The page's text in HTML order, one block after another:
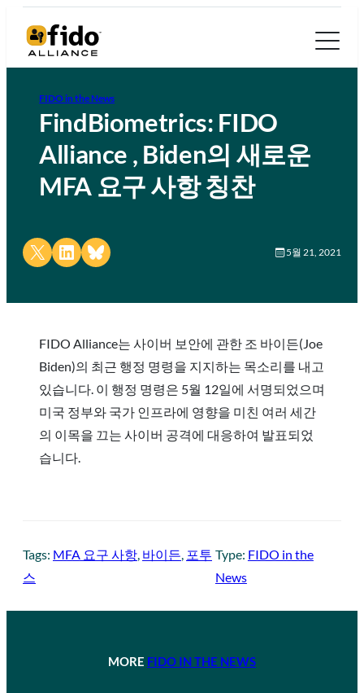
FIDO in the News
FindBiometrics: FIDO
Alliance , Biden의 새로운
MFA 요구 사항 칭찬
Share on X Share on LinkedIn
Share on Bluesky 5월 21, 2021
FIDO Alliance는 사이버 보안에 관한 조 바이든(Joe
Biden)의 최근 행정 명령을 지지하는 목소리를 내고
있습니다. 이 행정 명령은 5월 12일에 서명되었으며
미국 정부와 국가 인프라에 영향을 미친 여러 세간
의 이목을 끄는 사이버 공격에 대응하여 발표되었
습니다.
Tags: MFA 요구 사항 바이든 포투
스
Type: FIDO in the
News
MORE FIDO IN THE NEWS